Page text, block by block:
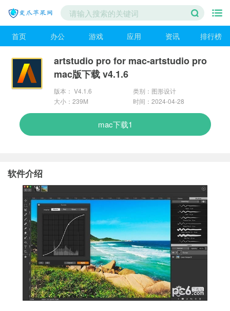
首页 办公 游戏 应用 资讯 排行榜
artstudio pro for mac-artstudio pro
mac版下载 v4.1.6
版本： V4.1.6
类别：图形设计
大小：239M
时间：2024-04-28
mac下载1
软件介绍